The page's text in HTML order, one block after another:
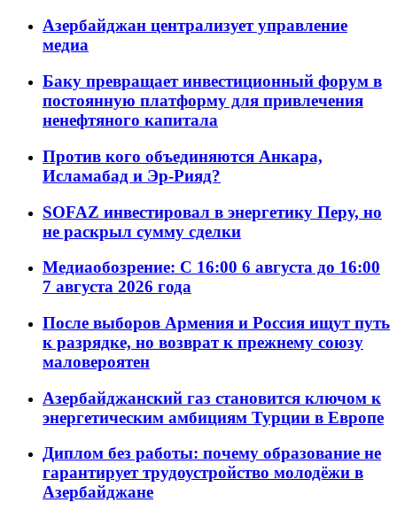
Азербайджан централизует управление
медиа
Баку превращает инвестиционный форум в
постоянную платформу для привлечения
ненефтяного капитала
Против кого объединяются Анкара,
Исламабад и Эр-Рияд?
SOFAZ инвестировал в энергетику Перу, но
не раскрыл сумму сделки
Медиаобозрение: С 16:00 6 августа до 16:00
7 августа 2026 года
После выборов Армения и Россия ищут путь
к разрядке, но возврат к прежнему союзу
маловероятен
Азербайджанский газ становится ключом к
энергетическим амбициям Турции в Европе
Диплом без работы: почему образование не
гарантирует трудоустройство молодёжи в
Азербайджане